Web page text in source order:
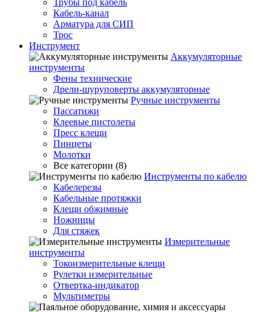
Трубы под кабель
Кабель-канал
Арматура для СИП
Трос
Инструмент
Аккумуляторные
инструменты
Фены технические
Дрели-шуруповерты аккумуляторные
Ручные инструменты
Пассатижи
Клеевые пистолеты
Пресс клещи
Пинцеты
Молотки
Все категории (8)
Инструменты по кабелю
Кабелерезы
Кабельные протяжки
Клещи обжимные
Ножницы
Для стяжек
Измерительные
инструменты
Токоизмерительные клещи
Рулетки измерительные
Отвертка-индикатор
Мультиметры